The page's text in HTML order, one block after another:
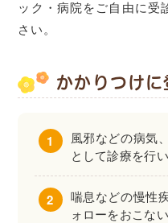
ック・病院をご自由に受
さい。
かかりつけ
風邪などの病気
として診療を行い
喘息などの慢性
ォローをおこない